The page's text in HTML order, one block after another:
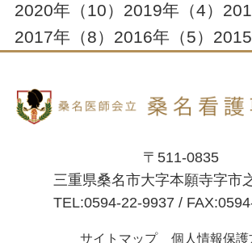
2020年 （10） 2019年 （4）
2017年 （8） 2016年 （5）
〒511-0835
三重県桑名市大字本願寺字市
TEL:0594-22-9937 /
サイトマップ 個人情報保護